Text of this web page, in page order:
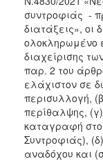
2015
2013
ΔΗΜΟΤΗΣ
ΕΠΙΣΚΕΠΤΗΣ
συντροφιάς -
διατάξεις», οι
ολοκληρωμένο
διαχείρισης
παρ. 2 του
ελάχιστον σε
περισυλλογή,
περίθαλψης,
καταγραφή
Συντροφιάς),
αναδόχου και